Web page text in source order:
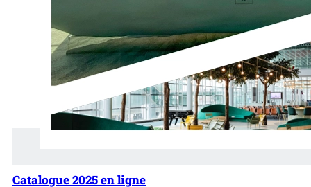
Catalogue 2025 en ligne